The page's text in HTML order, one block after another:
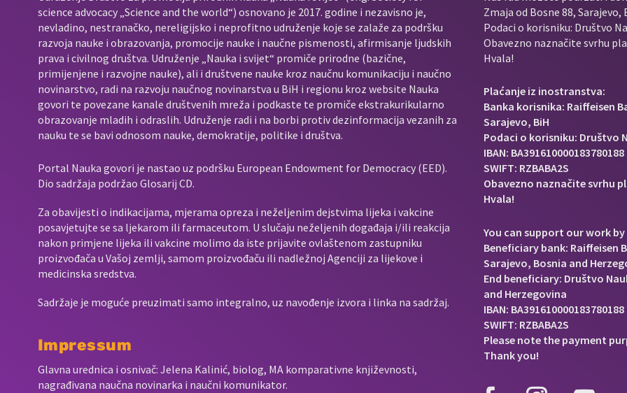
science advocacy „Science and the world“) osnovano je 2017. godine i nezavisno je,
nevladino, nestranačko, nereligijsko i neprofitno udruženje koje se zalaže za podršku
razvoja nauke i obrazovanja, promocije nauke i naučne pismenosti, afirmisanje ljudskih
prava i civilnog društva. Udruženje „Nauka i svijet“ promiče prirodne (bazične,
primijenjene i razvojne nauke), ali i društvene nauke kroz naučnu komunikaciju i naučno
novinarstvo, radi na razvoju naučnog novinarstva u BiH i regionu kroz website Nauka
govori te povezane kanale društvenih mreža i podkaste te promiče ekstrakurikularno
obrazovanje mladih i odraslih. Udruženje radi i na borbi protiv dezinformacija vezanih za
nauku te se bavi odnosom nauke, demokratije, politike i društva.
Portal Nauka govori je nastao uz podršku European Endowment for Democracy (EED).
Dio sadržaja podržao Glosarij CD.
Za obavijesti o indikacijama, mjerama opreza i neželjenim dejstvima lijeka i vakcine
posavjetujte se sa ljekarom ili farmaceutom. U slučaju neželjenih događaja i/ili reakcija
nakon primjene lijeka ili vakcine molimo da iste prijavite ovlaštenom zastupniku
proizvođača u Vašoj zemlji, samom proizvođaču ili nadležnoj Agenciji za lijekove i
medicinska sredstva.
Sadržaje je moguće preuzimati samo integralno, uz navođenje izvora i linka na sadržaj.
Impressum
Glavna urednica i osnivač: Jelena Kalinić, biolog, MA komparativne književnosti,
nagrađivana naučna novinarka i naučni komunikator.
Zmaja od Bosne 88, Sarajevo,
Podaci o korisniku: Društvo
Obavezno naznačite svrhu
Hvala!
Plaćanje iz inostranstva:
Banka korisnika: Raiffeisen
Sarajevo, BiH
Podaci o korisniku: Društvo
IBAN: BA391610000183780188
SWIFT: RZBABA2S
Obavezno naznačite svrhu
Hvala!
You can support our work
Beneficiary bank: Raiffeisen
Sarajevo, Bosnia and
End beneficiary: Društvo
and Herzegovina
IBAN: BA391610000183780188
SWIFT: RZBABA2S
Please note the payment
Thank you!